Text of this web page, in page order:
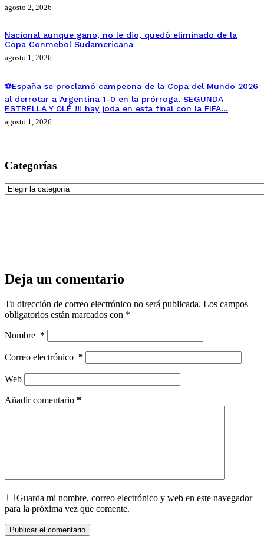
agosto 2, 2026
Nacional aunque gano, no le dio, quedó eliminado de la
Copa Conmebol Sudamericana
agosto 1, 2026
⚽España se proclamó campeona de la Copa del Mundo 2026
al derrotar a Argentina 1-0 en la prórroga. SEGUNDA
ESTRELLA Y OLÉ !!! hay joda en esta final con la FIFA…
agosto 1, 2026
Categorías
Categorías
Deja un comentario
Tu dirección de correo electrónico no será publicada. Los campos
obligatorios están marcados con *
Nombre *
Correo electrónico *
Web
Añadir comentario *
Guarda mi nombre, correo electrónico y web en este navegador
para la próxima vez que comente.
Publicar el comentario